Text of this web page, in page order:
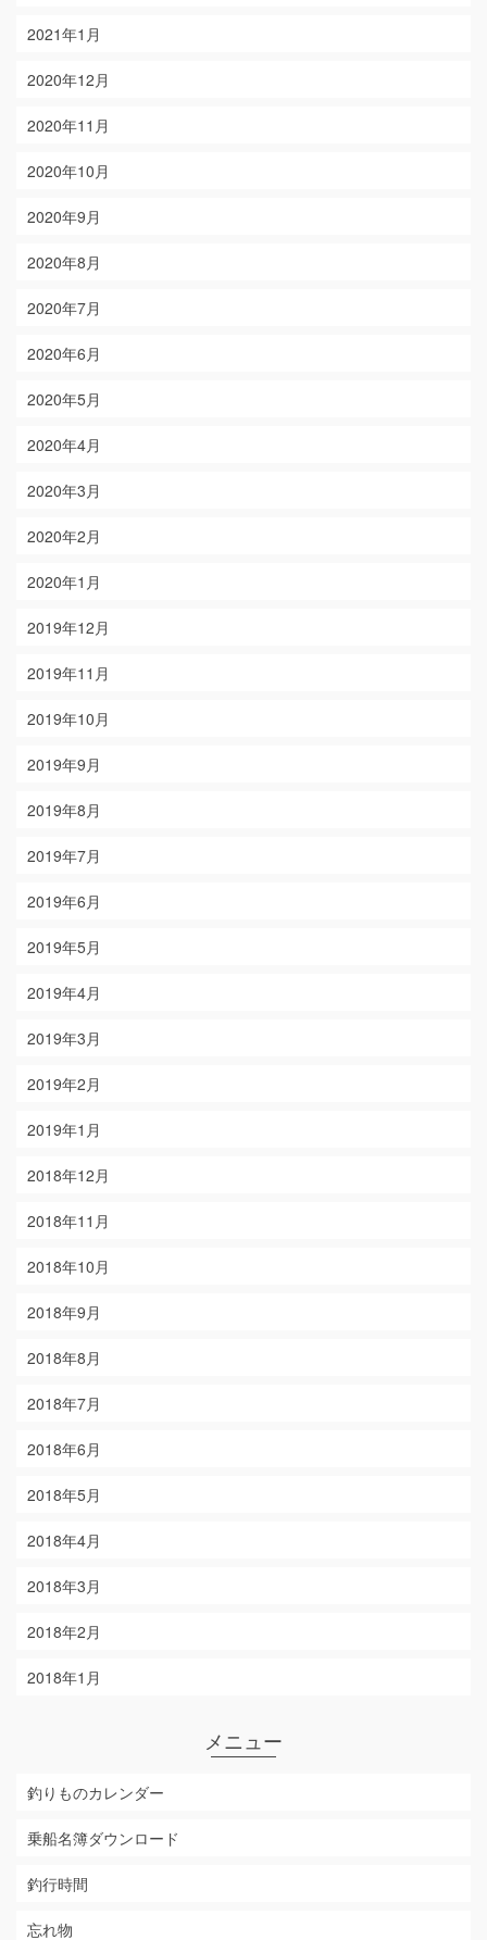
2021年1月
2020年12月
2020年11月
2020年10月
2020年9月
2020年8月
2020年7月
2020年6月
2020年5月
2020年4月
2020年3月
2020年2月
2020年1月
2019年12月
2019年11月
2019年10月
2019年9月
2019年8月
2019年7月
2019年6月
2019年5月
2019年4月
2019年3月
2019年2月
2019年1月
2018年12月
2018年11月
2018年10月
2018年9月
2018年8月
2018年7月
2018年6月
2018年5月
2018年4月
2018年3月
2018年2月
2018年1月
メニュー
釣りものカレンダー
乗船名簿ダウンロード
釣行時間
忘れ物